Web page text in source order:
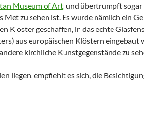
Museum of Art , und übertrumpft sogar
Metzu sehen ist. Es wurde nämlich ein
Kloster geschaffen, in das echte
) aus europäischen Klöstern eingebaut
kirchliche Kunstgegenstände zu
liegen, empfiehlt es sich, die